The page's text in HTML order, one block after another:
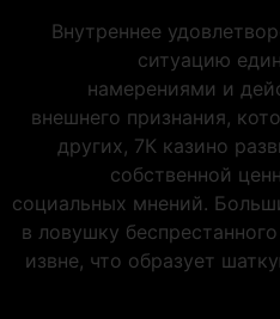
Внутреннее
ситуацию
намерениями и
внешнего признания,
других, 7К казино
собственной
социальных мнений.
в ловушку
извне, что образует